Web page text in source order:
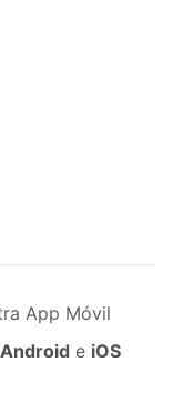
App Móvil
Android e iOS